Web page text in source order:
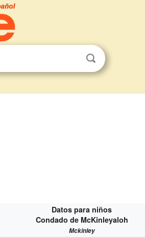
Datos para niños
Condado de McKinleyaloh
Mckinley